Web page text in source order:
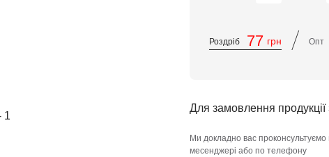
Роздріб 77 грн / Опт
Для замовлення
Ми докладно вас проконсультуємо
месенджері або по телефону